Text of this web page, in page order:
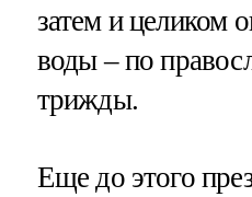
затем и целиком
воды – по
трижды.
Еще до этого